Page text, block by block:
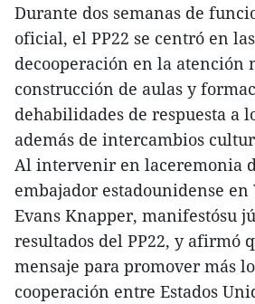
Durante dos semanas de
oficial, el PP22 se centró en
decooperación en la atención
construcción de aulas y
dehabilidades de respuesta a
además de intercambios
Al intervenir en laceremonia
embajador estadounidense
Evans Knapper, manifestósu
resultados del PP22, y afirmó
mensaje para promover más
cooperación entre Estados